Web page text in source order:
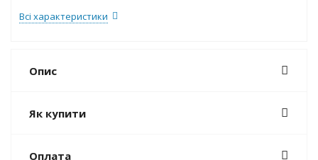
Всі характеристики
Опис
Як купити
Оплата